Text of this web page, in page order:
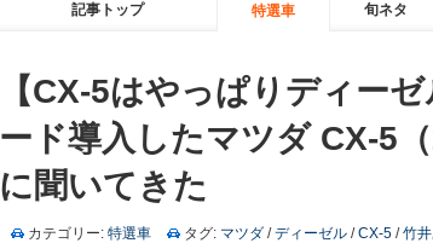
記事トップ 特選車 旬ネタ
【CX-5はやっぱりディー
ード導入したマツダ CX-5
に聞いてきた
カテゴリー: 特選車 タグ: マツダ /ディーゼル /CX-5 /竹